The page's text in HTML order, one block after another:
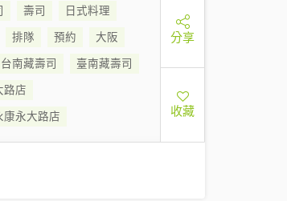
壽司
日式料理
排隊 預約
大阪
台南藏壽司
臺南藏壽司
路店
康永大路店
分享
收藏